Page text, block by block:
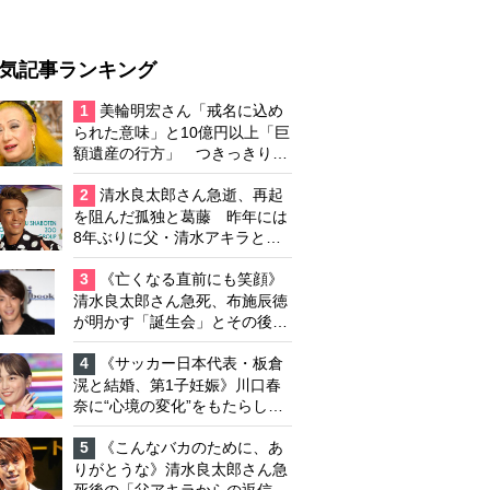
記事ランキング
1
美輪明宏さん「戒名に込め
られた意味」と10億円以上「巨
額遺産の行方」 つきっきりで
私生活をサポートしていた元俳
優が相続か
2
清水良太郎さん急逝、再起
を阻んだ孤独と葛藤 昨年には
8年ぶりに父・清水アキラと共
演、本格的な活動再開に向かっ
ていたが…周囲が懸念していた
「不安定なところ」
3
《亡くなる直前にも笑顔》
清水良太郎さん急死、布施辰徳
が明かす「誕生会」とその後の
メッセージ
4
《サッカー日本代表・板倉
滉と結婚、第1子妊娠》川口春
奈に“心境の変化”をもたらした
主演映画『ママせか』 身を削
って「がんに蝕まれる母」を演
じた壮絶な撮影現場
5
《こんなバカのために、あ
りがとうな》清水良太郎さん急